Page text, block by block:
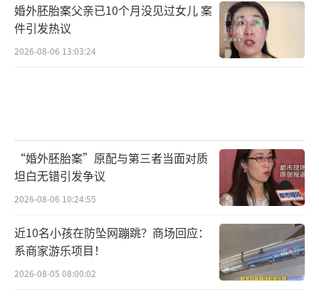
“说重一点，店方如若假借要回GIA国际证
书之名，事先为赵女士设圈套，事后以赵女士
提供不了GIA国际证书为由拒绝回收，损害了消
品，应尽量与商家签订书面合同，明确约定回
收的具体条件。在购买时，要仔细查看商家当
初交付的证书、票据等。
商家不能抱有店大欺客的侥幸心理，不能
在商业利益的蛊惑下，推翻当初的承诺，出尔
反尔；在回收商品时，不能对消费者太苛责。
婚外胚胎案父亲已10个月没见过女儿 案
件引发热议
2026-08-06 13:03:24
“婚外胚胎案”原配与第三者当面对质
坦白无错引发争议
2026-08-06 10:24:55
近10名小孩在防坠网蹦跳？商场回应：
系商家游乐项目！
2026-08-05 08:00:02